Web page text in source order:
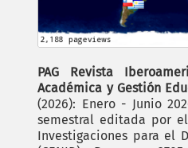
PAG Revista
Académica y Gestión
(2026): Enero - Junio
semestral editada por
Investigaciones para el